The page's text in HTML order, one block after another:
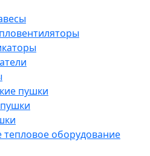
пушки
оборудование